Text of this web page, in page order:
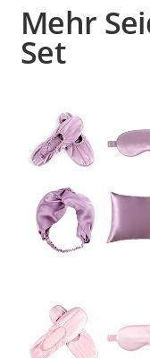
Mehr
Set